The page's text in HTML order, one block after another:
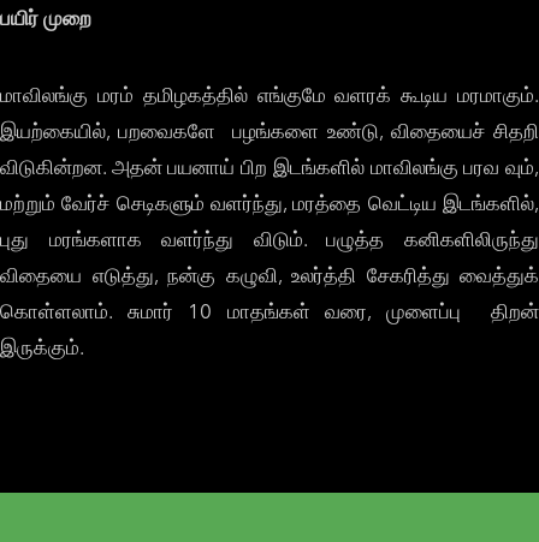
பயிர் முறை
மாவிலங்கு மரம் தமிழகத்தில் எங்குமே வளரக் கூடிய மரமாகும்.
இயற்கையில், பறவைகளே பழங்களை உண்டு, விதையைச் சிதறி
விடுகின்றன. அதன் பயனாய் பிற இடங்களில் மாவிலங்கு பரவ வும்,
மற்றும் வேர்ச் செடிகளும் வளர்ந்து, மரத்தை வெட்டிய இடங்களில்,
புது மரங்களாக வளர்ந்து விடும். பழுத்த கனிகளிலிருந்து
விதையை எடுத்து, நன்கு கழுவி, உலர்த்தி சேகரித்து வைத்துக்
கொள்ளலாம். சுமார் 10 மாதங்கள் வரை, முளைப்பு திறன்
இருக்கும்.